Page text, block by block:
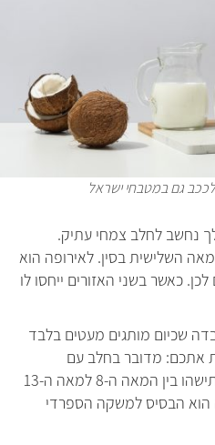
גם במטבחי ישראל
נחשב לחלב צמחי עתיק.
השלישית בסין. לאירופה הוא
כאשר בשני האזורים ייחסו לו
שכיום מותגים מעטים בלבד
אתכם: מדובר בחלב עם
היסטוריה ארוכה, שהתחילה מתישהו בין המאה ה-8 למאה ה-13
הוא הבסיס למשקה הספרדי